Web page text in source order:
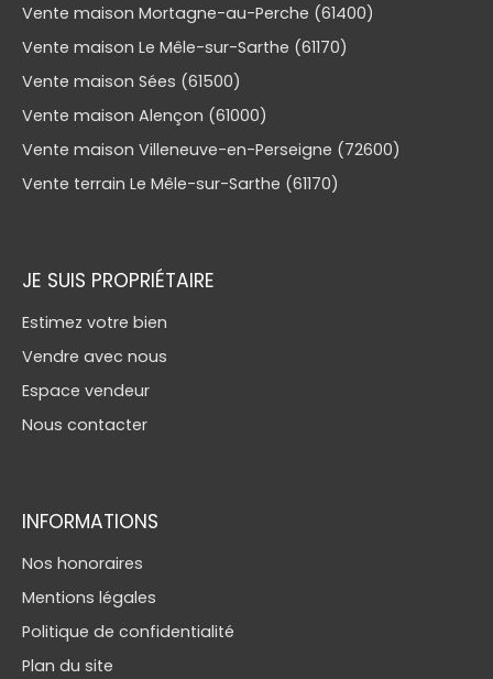
Vente maison Mortagne-au-Perche (61400)
Vente maison Le Mêle-sur-Sarthe (61170)
Vente maison Sées (61500)
Vente maison Alençon (61000)
Vente maison Villeneuve-en-Perseigne (72600)
Vente terrain Le Mêle-sur-Sarthe (61170)
JE SUIS PROPRIÉTAIRE
Estimez votre bien
Vendre avec nous
Espace vendeur
Nous contacter
INFORMATIONS
Nos honoraires
Mentions légales
Politique de confidentialité
Plan du site